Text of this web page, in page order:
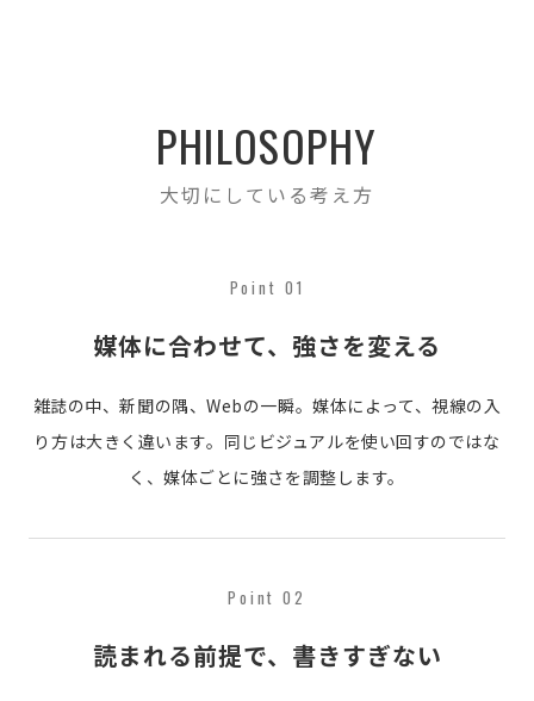
PHILOSOPHY
大切にしている考え方
Point 01
媒体に合わせて、強さを変える
雑誌の中、新聞の隅、Webの一瞬。媒体によって、視線の入
り方は大きく違います。同じビジュアルを使い回すのではな
く、媒体ごとに強さを調整します。
Point 02
読まれる前提で、書きすぎない